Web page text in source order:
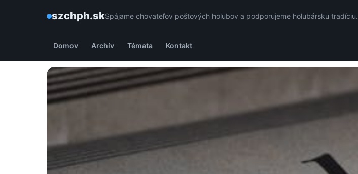
szchph.skSpájame chovateľov poštových holubov a podporujeme holubársku tradíciu.
Domov Archív Témata Kontakt